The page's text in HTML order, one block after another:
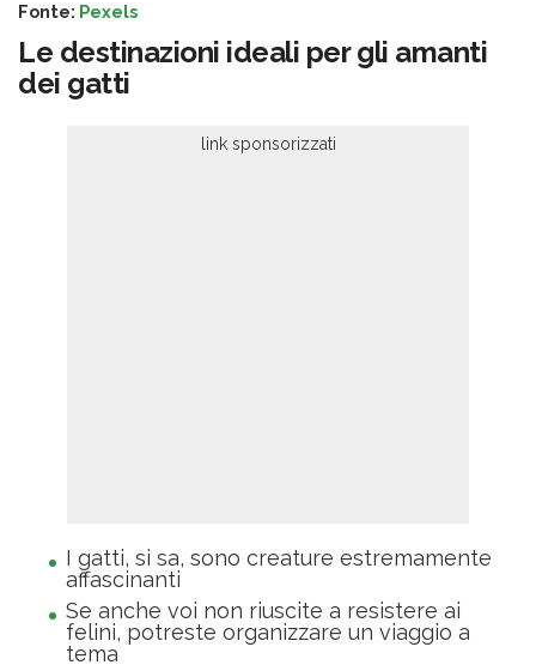
Fonte: Pexels
Le destinazioni ideali per gli amanti
dei gatti
I gatti, si sa, sono creature estremamente
affascinanti
Se anche voi non riuscite a resistere ai
felini, potreste organizzare un viaggio a
tema